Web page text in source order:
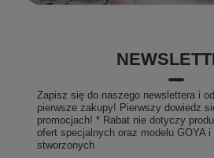
Zapisz się do naszego newslettera i
pierwsze zakupy! Pierwszy dowiedz
promocjach! * Rabat nie dotyczy
ofert specjalnych oraz modelu GOYA
stworzonych